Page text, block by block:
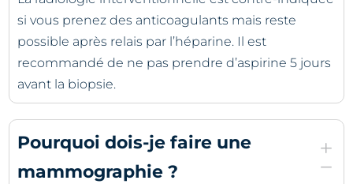
si vous prenez des anticoagulants mais reste
possible après relais par l’héparine. Il est
recommandé de ne pas prendre d’aspirine 5 jours
avant la biopsie.
Pourquoi dois-je faire une
mammographie ?
L
K